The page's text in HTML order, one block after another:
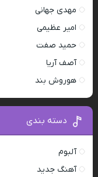
مهدی جهانی
امیر عظیمی
حمید صفت
آصف آریا
هوروش بند
دسته بندی
آلبوم
آهنگ جدید